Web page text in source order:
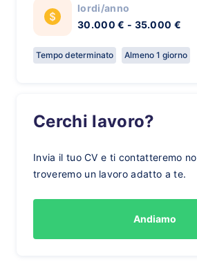
lordi/anno
30.000 € - 35.000 €
Tempo determinato Almeno 1 giorno
Cerchi lavoro?
Invia il tuo CV e ti contatteremo
troveremo un lavoro adatto a te.
Andiamo